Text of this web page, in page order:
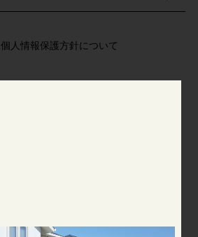
個人情報保護方針について